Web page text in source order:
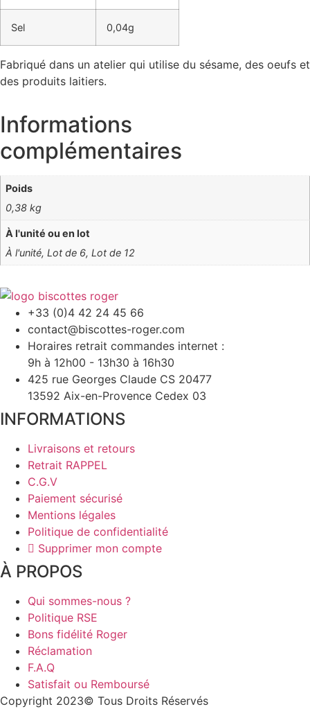
Sel 0,04g
Fabriqué dans un atelier qui utilise du sésame, des oeufs et
des produits laitiers.
Informations
complémentaires
Poids
0,38 kg
À l'unité ou en lot
À l'unité, Lot de 6, Lot de 12
+33 (0)4 42 24 45 66
contact@biscottes-roger.com
Horaires retrait commandes internet :
9h à 12h00 - 13h30 à 16h30
425 rue Georges Claude CS 20477
13592 Aix-en-Provence Cedex 03
INFORMATIONS
Livraisons et retours
Retrait RAPPEL
C.G.V
Paiement sécurisé
Mentions légales
Politique de confidentialité
Supprimer mon compte
À PROPOS​
Qui sommes-nous ?
Politique RSE
Bons fidélité Roger
Réclamation
F.A.Q
Satisfait ou Remboursé
Copyright 2023© Tous Droits Réservés